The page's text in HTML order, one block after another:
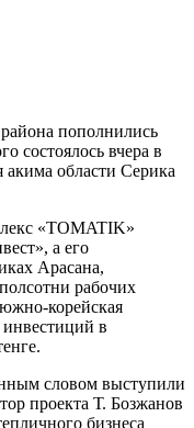
пополнились
состоялось вчера в
акима области Серика
«TOMATIK»
а его
Арасана,
рабочих
корейская
в
словом выступили
проекта Т. Бозжанов
бизнеса